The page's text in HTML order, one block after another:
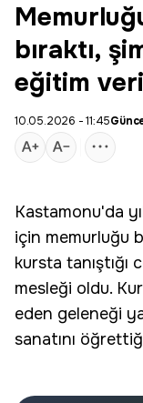
bıraktı,
eğitim
10.05.2026 - 11:45
Kastamonu'da
için memurluğu
kursta tanıştığı
mesleği oldu.
eden geleneği
sanatını